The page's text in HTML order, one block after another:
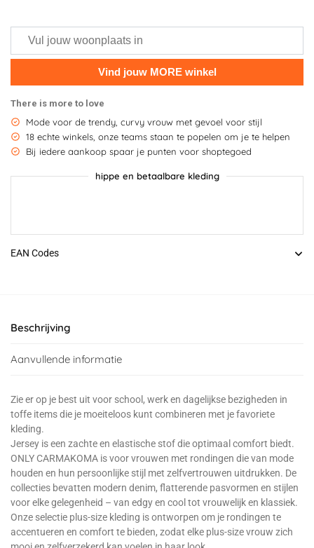
There is more to love
Mode voor de trendy, curvy vrouw met gevoel voor stijl
18 echte winkels, onze teams staan te popelen om je te helpen
Bij iedere aankoop spaar je punten voor shoptegoed
hippe en betaalbare kleding
EAN Codes
Beschrijving
Aanvullende informatie
Zie er op je best uit voor school, werk en dagelijkse bezigheden in
toffe items die je moeiteloos kunt combineren met je favoriete
kleding.
Jersey is een zachte en elastische stof die optimaal comfort biedt.
ONLY CARMAKOMA is voor vrouwen met rondingen die van mode
houden en hun persoonlijke stijl met zelfvertrouwen uitdrukken. De
collecties bevatten modern denim, flatterende pasvormen en stijlen
voor elke gelegenheid – van edgy en cool tot vrouwelijk en klassiek.
Onze selectie plus-size kleding is ontworpen om je rondingen te
accentueren en comfort te bieden, zodat elke plus-size vrouw zich